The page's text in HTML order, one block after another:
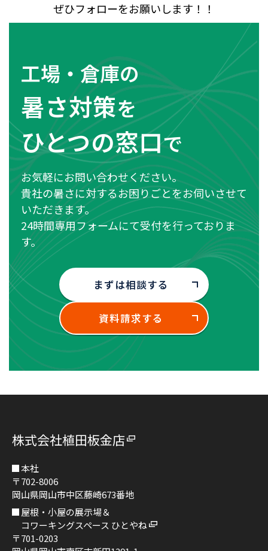
ぜひフォローをお願いします！！
工場・倉庫の
暑さ対策を
ひとつの窓口で
お気軽にお問い合わせください。
貴社の暑さに対するお困りごとをお伺いさせて
いただきます。
24時間専用フォームにて受付を行っておりま
す。
まずは相談する
資料請求する
株式会社植田板金店
本社
〒702-8006
岡山県岡山市中区藤崎673番地
屋根・小屋の展示場＆
コワーキングスペース ひとやね
〒701-0203